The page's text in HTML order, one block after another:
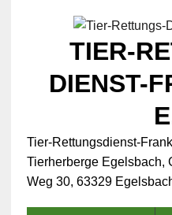
TIER-
DIENST-
Tier-Rettungsdienst-
Tierherberge Egelsbach,
Weg 30, 63329